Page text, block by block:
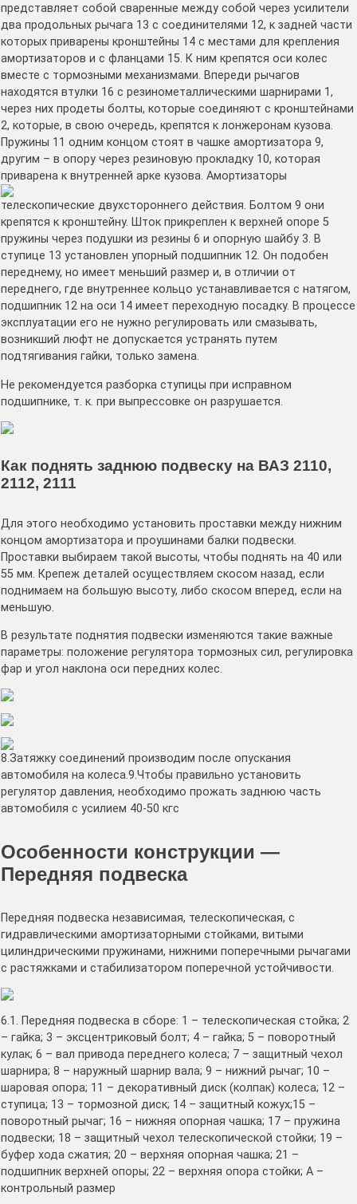
представляет собой сваренные между собой через усилители
два продольных рычага 13 с соединителями 12, к задней части
которых приварены кронштейны 14 с местами для крепления
амортизаторов и с фланцами 15. К ним крепятся оси колес
вместе с тормозными механизмами. Впереди рычагов
находятся втулки 16 с резинометаллическими шарнирами 1,
через них продеты болты, которые соединяют с кронштейнами
2, которые, в свою очередь, крепятся к лонжеронам кузова.
Пружины 11 одним концом стоят в чашке амортизатора 9,
другим – в опору через резиновую прокладку 10, которая
приварена к внутренней арке кузова. Амортизаторы
телескопические двухстороннего действия. Болтом 9 они
крепятся к кронштейну. Шток прикреплен к верхней опоре 5
пружины через подушки из резины 6 и опорную шайбу 3. В
ступице 13 установлен упорный подшипник 12. Он подобен
переднему, но имеет меньший размер и, в отличии от
переднего, где внутреннее кольцо устанавливается с натягом,
подшипник 12 на оси 14 имеет переходную посадку. В процессе
эксплуатации его не нужно регулировать или смазывать,
возникший люфт не допускается устранять путем
подтягивания гайки, только замена.
Не рекомендуется разборка ступицы при исправном
подшипнике, т. к. при выпрессовке он разрушается.
Как поднять заднюю подвеску на ВАЗ 2110,
2112, 2111
Для этого необходимо установить проставки между нижним
концом амортизатора и проушинами балки подвески.
Проставки выбираем такой высоты, чтобы поднять на 40 или
55 мм. Крепеж деталей осуществляем скосом назад, если
поднимаем на большую высоту, либо скосом вперед, если на
меньшую.
В результате поднятия подвески изменяются такие важные
параметры: положение регулятора тормозных сил, регулировка
фар и угол наклона оси передних колес.
8.Затяжку соединений производим после опускания
автомобиля на колеса.9.Чтобы правильно установить
регулятор давления, необходимо прожать заднюю часть
автомобиля с усилием 40-50 кгс
Особенности конструкции —
Передняя подвеска
Передняя подвеска независимая, телескопическая, с
гидравлическими амортизаторными стойками, витыми
цилиндрическими пружинами, нижними поперечными рычагами
с растяжками и стабилизатором поперечной устойчивости.
6.1. Передняя подвеска в сборе: 1 – телескопическая стойка; 2
– гайка; 3 – эксцентриковый болт; 4 – гайка; 5 – поворотный
кулак; 6 – вал привода переднего колеса; 7 – защитный чехол
шарнира; 8 – наружный шарнир вала; 9 – нижний рычаг; 10 –
шаровая опора; 11 – декоративный диск (колпак) колеса; 12 –
ступица; 13 – тормозной диск; 14 – защитный кожух;15 –
поворотный рычаг; 16 – нижняя опорная чашка; 17 – пружина
подвески; 18 – защитный чехол телескопической стойки; 19 –
буфер хода сжатия; 20 – верхняя опорная чашка; 21 –
подшипник верхней опоры; 22 – верхняя опора стойки; А –
контрольный размер